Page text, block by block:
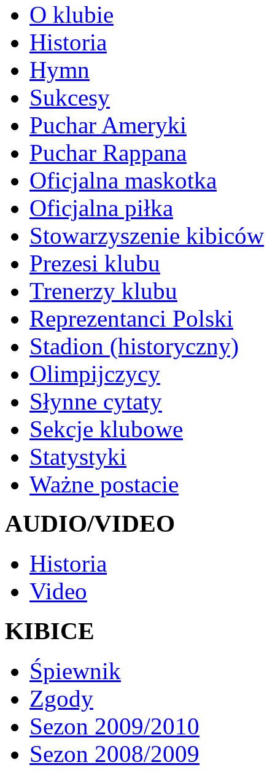
O klubie
Historia
Hymn
Sukcesy
Puchar Ameryki
Puchar Rappana
Oficjalna maskotka
Oficjalna piłka
Stowarzyszenie kibiców
Prezesi klubu
Trenerzy klubu
Reprezentanci Polski
Stadion (historyczny)
Olimpijczycy
Słynne cytaty
Sekcje klubowe
Statystyki
Ważne postacie
AUDIO/VIDEO
Historia
Video
KIBICE
Śpiewnik
Zgody
Sezon 2009/2010
Sezon 2008/2009